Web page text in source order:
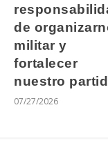
de
militar y
fortalecer
nuestro
07/27/2026